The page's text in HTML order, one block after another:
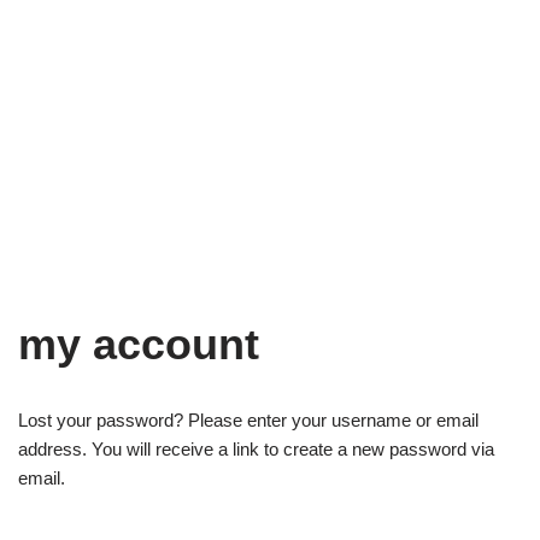
my account
Lost your password? Please enter your username or email
address. You will receive a link to create a new password via
email.